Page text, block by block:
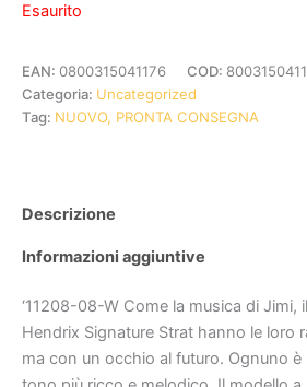
Esaurito
EAN: 0800315041176 COD:
Categoria: Uncategorized
Tag: NUOVO, PRONTA CONSEGNA
Descrizione
Informazioni aggiuntive
‘11208-08-W Come la musica di Jimi,
Hendrix Signature Strat hanno le loro
ma con un occhio al futuro. Ognuno